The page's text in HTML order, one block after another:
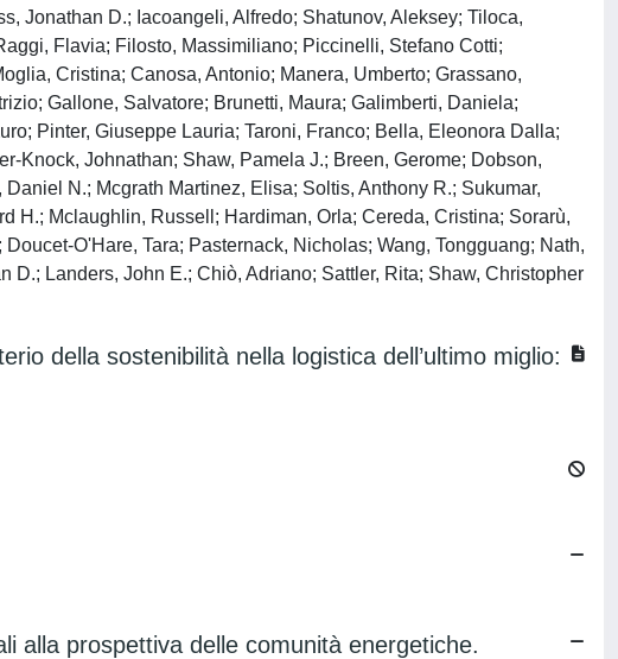
Jonathan D.; Iacoangeli, Alfredo; Shatunov, Aleksey; Tiloca,
Flavia; Filosto, Massimiliano; Piccinelli, Stefano Cotti;
Cristina; Canosa, Antonio; Manera, Umberto; Grassano,
Gallone, Salvatore; Brunetti, Maura; Galimberti, Daniela;
Pinter, Giuseppe Lauria; Taroni, Franco; Bella, Eleonora Dalla;
Knock, Johnathan; Shaw, Pamela J.; Breen, Gerome; Dobson,
N.; Mcgrath Martinez, Elisa; Soltis, Anthony R.; Sukumar,
H.; Mclaughlin, Russell; Hardiman, Orla; Cereda, Cristina; Sorarù,
O'Hare, Tara; Pasternack, Nicholas; Wang, Tongguang; Nath,
Landers, John E.; Chiò, Adriano; Sattler, Rita; Shaw, Christopher
della sostenibilità nella logistica dell’ultimo miglio:
alla prospettiva delle comunità energetiche.